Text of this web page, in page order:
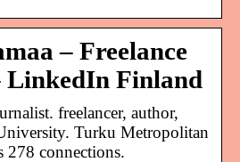
– Freelance
LinkedIn Finland
freelancer, author,
Turku Metropolitan
278 connections.